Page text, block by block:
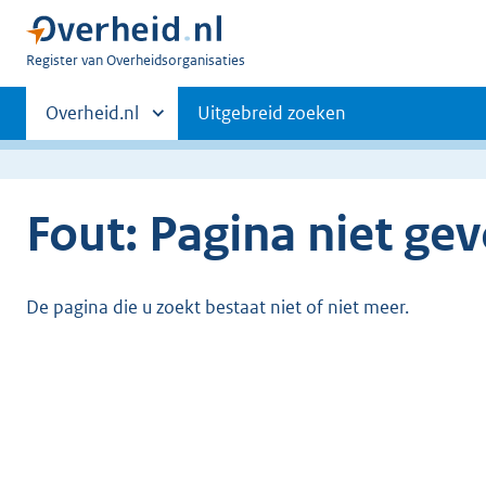
U
Register van Overheidsorganisaties
Primaire
navigatie
Andere
sites
Overheid.nl Uitgebreid zoeken
Fout: Pagina niet
De pagina die u zoekt bestaat niet of niet meer.